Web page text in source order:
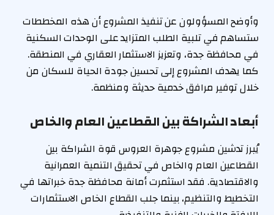
وأوضح المسؤولون عن تنفيذ المشروع أن هذه المخططات
ستساهم في تلبية الطلب المتزايد على الوحدات السكنية
في محافظة جدة، وتعزيز الاستثمار العقاري في المنطقة.
كما يهدف المشروع إلى تحسين جودة الحياة للسكان من
خلال توفير مرافق خدمية حديثة ومنظمة.
أبعاد الشراكة بين القطاعين العام والخاص
يُبرز تدشين مشروع جوهرة العروس قوة الشراكة بين
القطاعين العام والخاص في تحقيق التنمية العمرانية
والاقتصادية. فقد استثمرت أمانة محافظة جدة خبراتها في
التخطيط والتنظيم، بينما جلب القطاع الخاص الاستثمارات